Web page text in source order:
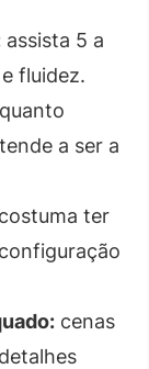
assista 5 a
fluidez.
quanto
a ser a
ter
cenas